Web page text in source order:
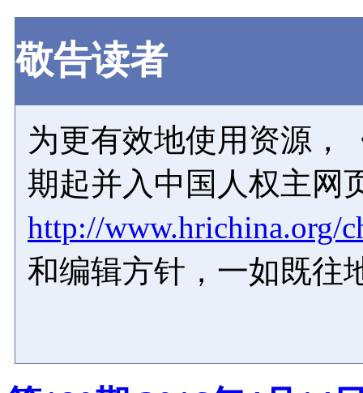
敬告读者
为更有效地使用资源，
期起并入中国人权主网
http://www.hrichina.org/
和编辑方针，一如既往